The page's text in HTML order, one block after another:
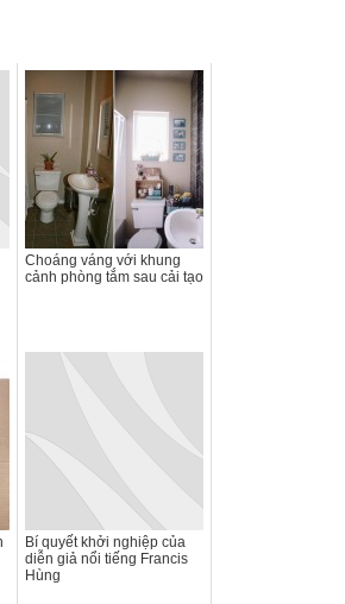
Choáng váng với khung
cảnh phòng tắm sau cải tạo
Bí quyết khởi nghiệp của
diễn giả nổi tiếng Francis
Hùng